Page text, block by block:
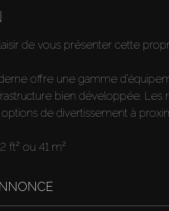
de vous présenter cette
offre une gamme
bien développée.
de divertissement à
ft² ou 41 m²